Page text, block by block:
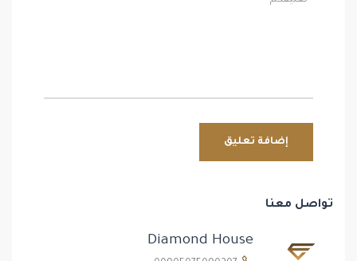
تواصل معنا
Diamond House